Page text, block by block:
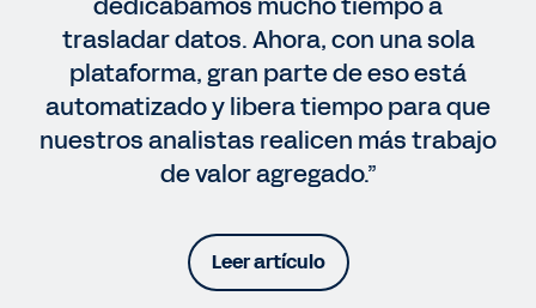
trasladar datos. Ahora, con una sola
plataforma, gran parte de eso está
automatizado y libera tiempo para que
nuestros analistas realicen más trabajo
de valor agregado.”
Leer artículo